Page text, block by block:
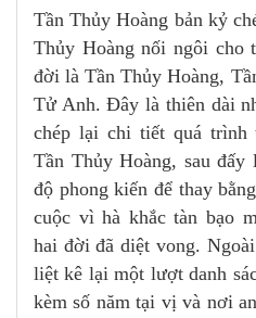
Tần Thủy Hoàng bản kỷ
Thủy Hoàng nối ngôi
đời là Tần Thủy Hoàng,
Tử Anh. Đây là thiên dài
chép lại chi tiết quá trình
Tần Thủy Hoàng, sau đấy
độ phong kiến để thay
cuộc vì hà khắc tàn bạo
hai đời đã diệt vong.
liệt kê lại một lượt danh
kèm số năm tại vị và nơi